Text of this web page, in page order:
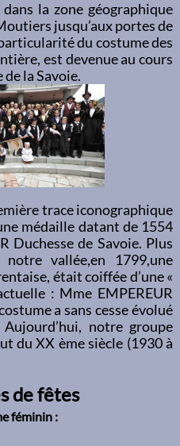
la zone géographique
jusqu’aux portes de
du costume des
est devenue au cours
la Savoie.
trace iconographique
médaille datant de 1554
Duchesse de Savoie. Plus
vallée,en 1799,une
était coiffée d’une «
: Mme EMPEREUR
a sans cesse évolué
notre groupe
du XX ème siècle (1930 à
de fêtes
féminin :